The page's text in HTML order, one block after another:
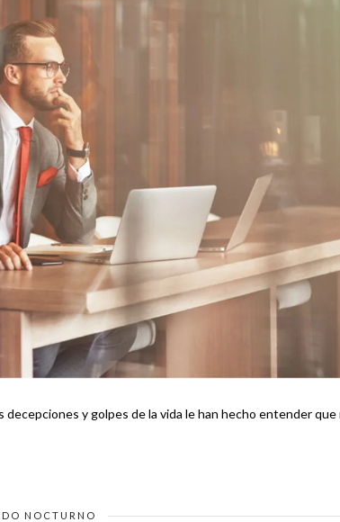
y golpes de la vida le han hecho entender
NOCTURNO